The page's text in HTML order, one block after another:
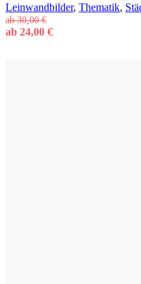
Leinwandbilder, Thematik,
ab30,00€
ab 24,00 €